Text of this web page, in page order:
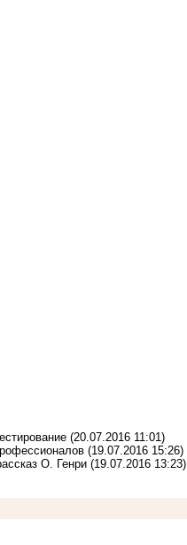
(20.07.2016 11:01)
(19.07.2016 15:26)
О. Генри (19.07.2016 13:23)